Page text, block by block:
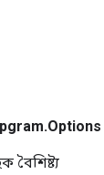
বৈশিষ্ট্য